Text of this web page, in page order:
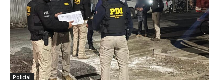
Policial